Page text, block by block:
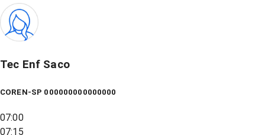
Tec Enf Saco
COREN-SP 000000000000000
07:00
07:15